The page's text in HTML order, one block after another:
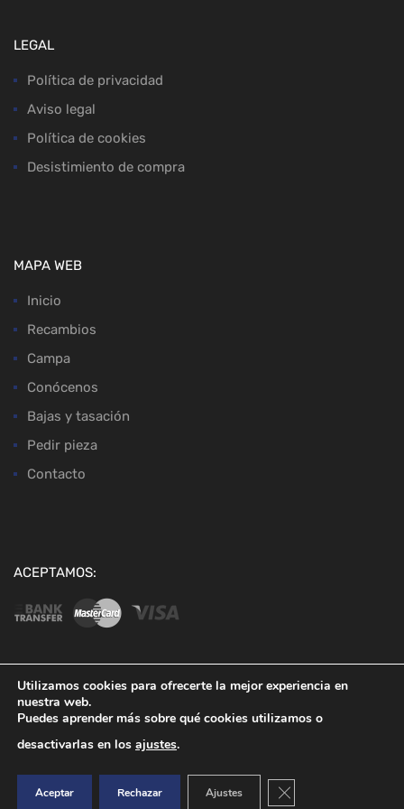
LEGAL
Política de privacidad
Aviso legal
Política de cookies
Desistimiento de compra
MAPA WEB
Inicio
Recambios
Campa
Conócenos
Bajas y tasación
Pedir pieza
Contacto
ACEPTAMOS:
Utilizamos cookies para ofrecerte la mejor experiencia en
nuestra web.
Puedes aprender más sobre qué cookies utilizamos o
desactivarlas en los ajustes.
Aceptar Rechazar Ajustes Cerrar el banner de